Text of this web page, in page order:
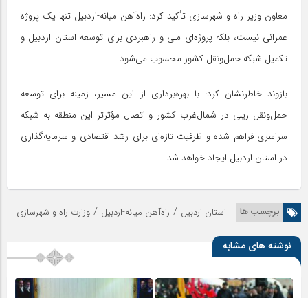
معاون وزیر راه و شهرسازی تأکید کرد: راه‌آهن میانه-اردبیل تنها یک پروژه
عمرانی نیست، بلکه پروژه‌ای ملی و راهبردی برای توسعه استان اردبیل و
تکمیل شبکه حمل‌ونقل کشور محسوب می‌شود.
بازوند خاطرنشان کرد: با بهره‌برداری از این مسیر، زمینه برای توسعه
حمل‌ونقل ریلی در شمال‌غرب کشور و اتصال مؤثرتر این منطقه به شبکه
سراسری فراهم شده و ظرفیت تازه‌ای برای رشد اقتصادی و سرمایه‌گذاری
در استان اردبیل ایجاد خواهد شد.
برچسب ها استان اردبیل / راه‌آهن میانه-اردبیل / وزارت راه و شهرسازی
نوشته های مشابه